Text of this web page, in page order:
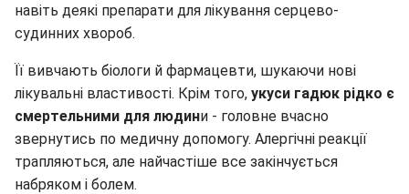
навіть деякі препарати для лікування серцево-
судинних хвороб.
Її вивчають біологи й фармацевти, шукаючи нові
лікувальні властивості. Крім того, укуси гадюк рідко є
смертельними для людини - головне вчасно
звернутись по медичну допомогу. Алергічні реакції
трапляються, але найчастіше все закінчується
набряком і болем.